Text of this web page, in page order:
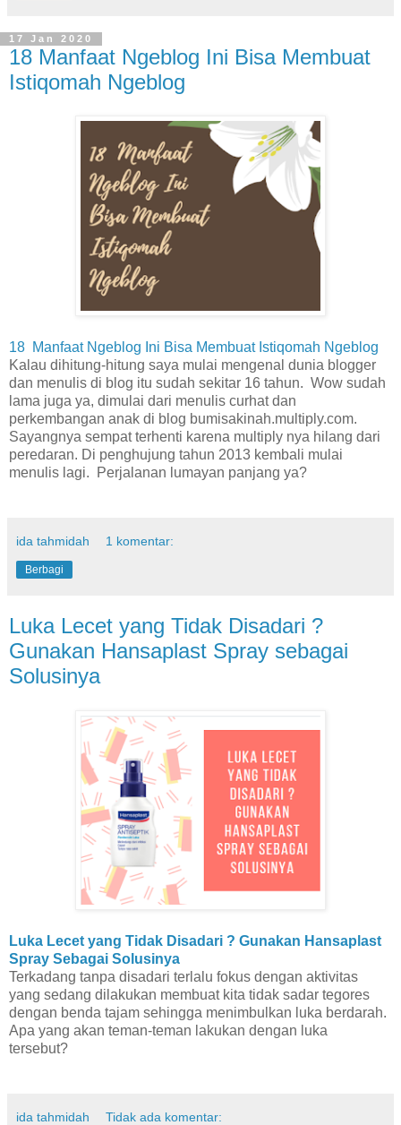
17 Jan 2020
18 Manfaat Ngeblog Ini Bisa Membuat
Istiqomah Ngeblog
18 Manfaat Ngeblog Ini Bisa Membuat Istiqomah Ngeblog
Kalau dihitung-hitung saya mulai mengenal dunia blogger
dan menulis di blog itu sudah sekitar 16 tahun. Wow sudah
lama juga ya, dimulai dari menulis curhat dan
perkembangan anak di blog bumisakinah.multiply.com.
Sayangnya sempat terhenti karena multiply nya hilang dari
peredaran. Di penghujung tahun 2013 kembali mulai
menulis lagi. Perjalanan lumayan panjang ya?
ida tahmidah 1 komentar:
Berbagi
Luka Lecet yang Tidak Disadari ?
Gunakan Hansaplast Spray sebagai
Solusinya
Luka Lecet yang Tidak Disadari ? Gunakan Hansaplast
Spray Sebagai Solusinya
Terkadang tanpa disadari terlalu fokus dengan aktivitas
yang sedang dilakukan membuat kita tidak sadar tegores
dengan benda tajam sehingga menimbulkan luka berdarah.
Apa yang akan teman-teman lakukan dengan luka
tersebut?
ida tahmidah Tidak ada komentar: